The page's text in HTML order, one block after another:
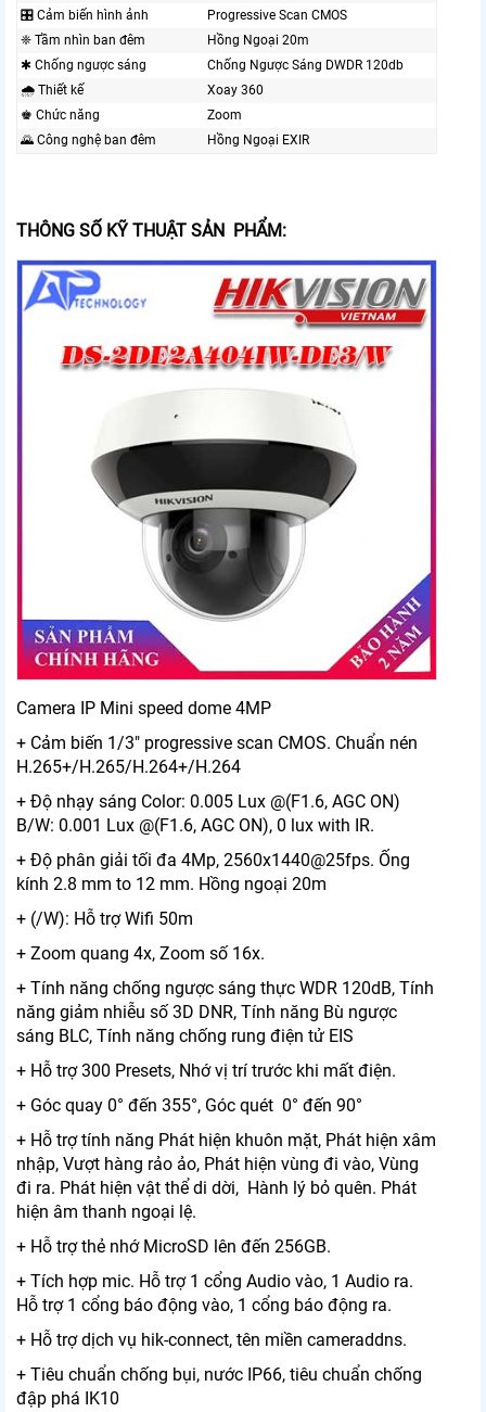
🎛 Cảm biến hình ảnh
Progressive Scan CMOS
❈ Tầm nhìn ban đêm
Hồng Ngoại 20m
✱ Chống ngược sáng
Chống Ngược Sáng DWDR 120db
🌧️ Thiết kế
Xoay 360
♚ Chức năng
Zoom
🌄 Công nghệ ban đêm
Hồng Ngoại EXIR
THÔNG SỐ KỸ THUẬT SẢN PHẨM:
Camera IP Mini speed dome 4MP
+ Cảm biến 1/3" progressive scan CMOS. Chuẩn nén
H.265+/H.265/H.264+/H.264
+ Độ nhạy sáng Color: 0.005 Lux @(F1.6, AGC ON)
B/W: 0.001 Lux @(F1.6, AGC ON), 0 lux with IR.
+ Độ phân giải tối đa 4Mp, 2560x1440@25fps. Ống
kính 2.8 mm to 12 mm. Hồng ngoại 20m
+ (/W): Hỗ trợ Wifi 50m
+ Zoom quang 4x, Zoom số 16x.
+ Tính năng chống ngược sáng thực WDR 120dB, Tính
năng giảm nhiễu số 3D DNR, Tính năng Bù ngược
sáng BLC, Tính năng chống rung điện tử EIS
+ Hỗ trợ 300 Presets, Nhớ vị trí trước khi mất điện.
+ Góc quay 0° đến 355°, Góc quét 0° đến 90°
+ Hỗ trợ tính năng Phát hiện khuôn mặt, Phát hiện xâm
nhập, Vượt hàng rảo ảo, Phát hiện vùng đi vào, Vùng
đi ra. Phát hiện vật thể di dời, Hành lý bỏ quên. Phát
hiện âm thanh ngoại lệ.
+ Hỗ trợ thẻ nhớ MicroSD lên đến 256GB.
+ Tích hợp mic. Hỗ trợ 1 cổng Audio vào, 1 Audio ra.
Hỗ trợ 1 cổng báo động vào, 1 cổng báo động ra.
+ Hỗ trợ dịch vụ hik-connect, tên miền cameraddns.
+ Tiêu chuẩn chống bụi, nước IP66, tiêu chuẩn chống
đập phá IK10